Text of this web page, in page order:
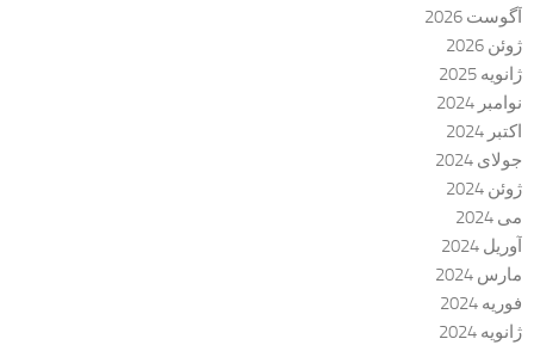
آگوست 2026
ژوئن 2026
ژانویه 2025
نوامبر 2024
اکتبر 2024
جولای 2024
ژوئن 2024
می 2024
آوریل 2024
مارس 2024
فوریه 2024
ژانویه 2024